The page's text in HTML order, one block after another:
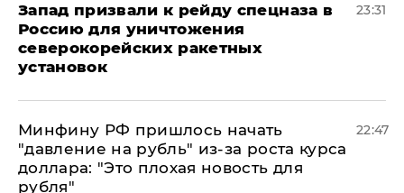
Запад призвали к рейду спецназа в
Россию для уничтожения
северокорейских ракетных
установок
23:31
Минфину РФ пришлось начать
"давление на рубль" из-за роста курса
доллара: "Это плохая новость для
рубля"
22:47